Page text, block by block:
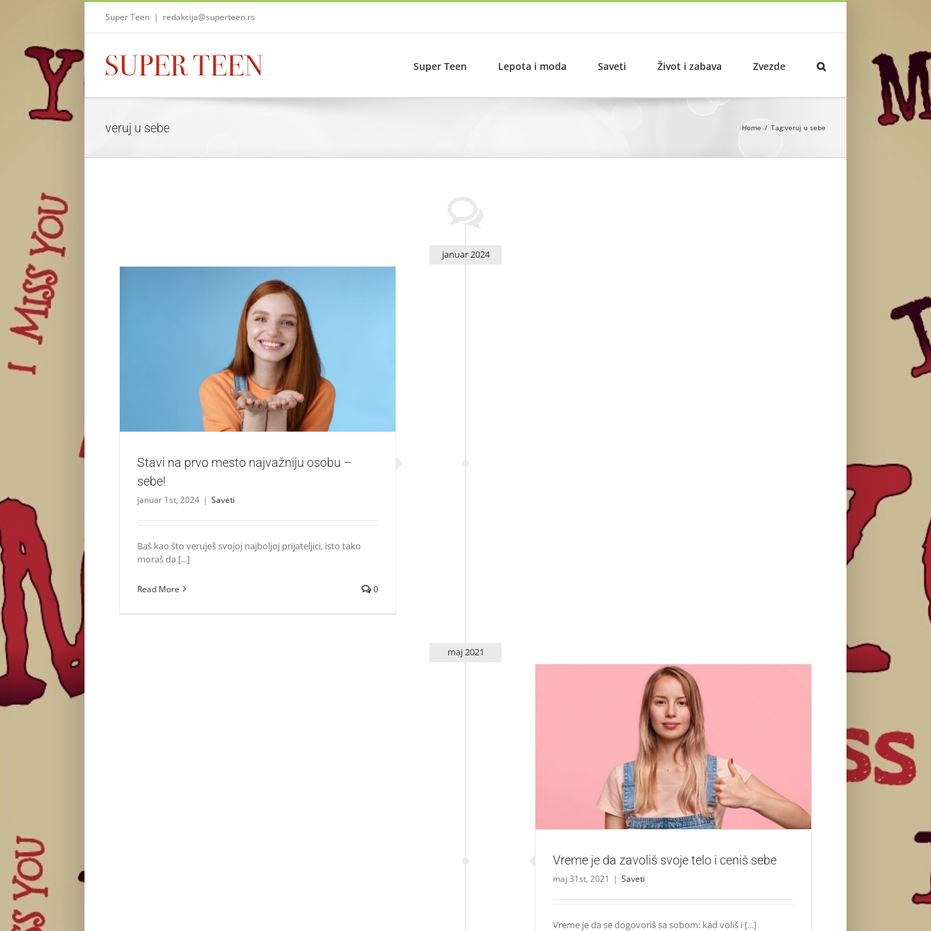
Super Teen | redakcija@superteen.rs
Super Teen Lepota i moda Saveti Život i zabava Zvezde
veruj u sebe Home Tag:veruj u sebe
januar 2024
Stavi na prvo mesto najvažniju osobu – sebe!
Saveti
Stavi na prvo mesto najvažniju osobu –
sebe!
januar 1st, 2024 | Saveti
Baš kao što veruješ svojoj najboljoj prijateljici, isto tako
moraš da [...]
Read More 0
maj 2021
Vreme je da zavoliš svoje telo i ceniš sebe
Saveti
Vreme je da zavoliš svoje telo i ceniš sebe
maj 31st, 2021 | Saveti
Vreme je da se dogovoriš sa sobom: kad voliš i [...]